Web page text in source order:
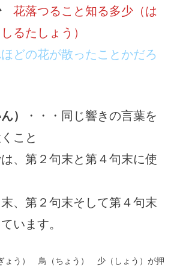
花落つること知る多少（は
るたしょう）
どの花が散ったことかだろ
）
・・・同じ響きの言葉を
こと
、第２句末と第４句末に使
、第２句末そして第４句末
います。
ょう） 鳥（ちょう） 少（しょう）が押